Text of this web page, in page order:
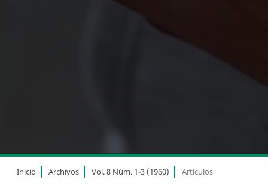
Inicio Archivos Vol. 8 Núm. 1-3 (1960) Artículos